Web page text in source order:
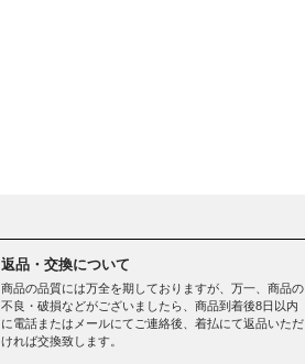
返品・交換について
商品の品質には万全を期しておりますが、万一、商品の
不良・破損などがございましたら、商品到着後8日以内
に電話またはメールにてご連絡後、着払にて返品いただ
ければ交換致します。